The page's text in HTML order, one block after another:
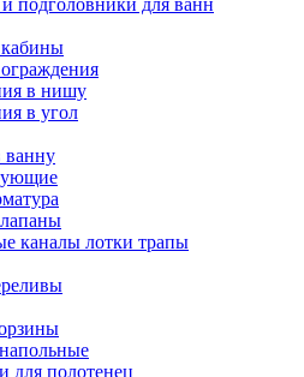
подголовники для ванн
в нишу
в угол
каналы лотки трапы
для полотенец